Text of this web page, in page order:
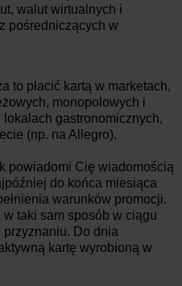
walut wirtualnych i
pośredniczących w
to płacić kartą w marketach,
monopolowych i
gastronomicznych,
(np. na Allegro).
powiadomi Cię wiadomością
do końca miesiąca
warunków promocji.
taki sam sposób w ciągu
Do dnia
kartę wyrobioną w